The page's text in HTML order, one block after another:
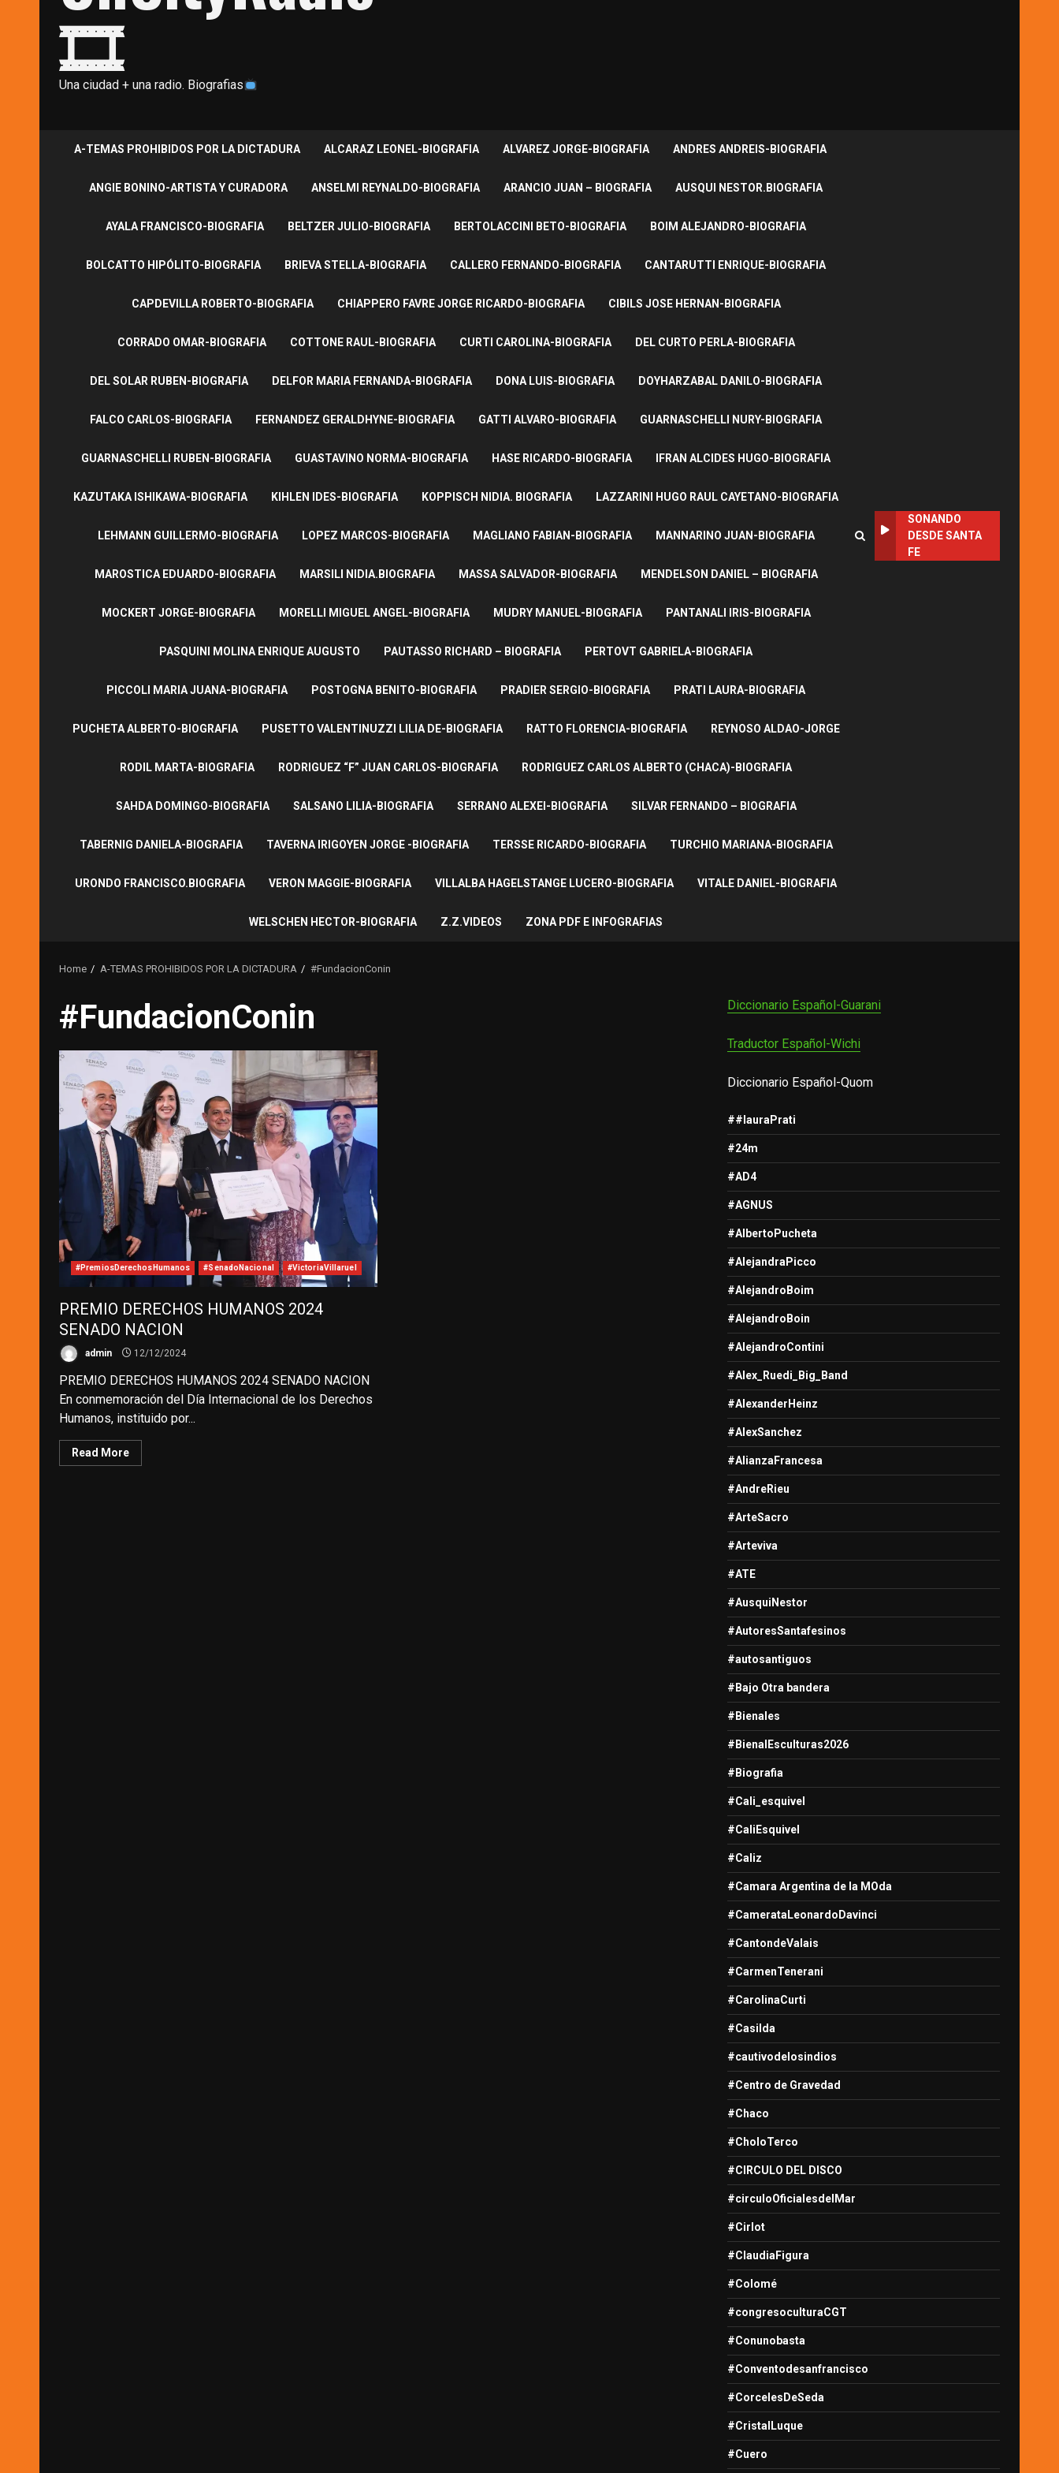
🎞
Una ciudad + una radio. Biografias
A-TEMAS PROHIBIDOS POR LA DICTADURA ALCARAZ LEONEL-BIOGRAFIA ALVAREZ JORGE-BIOGRAFIA ANDRES ANDREIS-BIOGRAFIA
ANGIE BONINO-ARTISTA Y CURADORA ANSELMI REYNALDO-BIOGRAFIA ARANCIO JUAN – BIOGRAFIA AUSQUI NESTOR.BIOGRAFIA
AYALA FRANCISCO-BIOGRAFIA BELTZER JULIO-BIOGRAFIA BERTOLACCINI BETO-BIOGRAFIA BOIM ALEJANDRO-BIOGRAFIA
BOLCATTO HIPÓLITO-BIOGRAFIA BRIEVA STELLA-BIOGRAFIA CALLERO FERNANDO-BIOGRAFIA CANTARUTTI ENRIQUE-BIOGRAFIA
CAPDEVILLA ROBERTO-BIOGRAFIA CHIAPPERO FAVRE JORGE RICARDO-BIOGRAFIA CIBILS JOSE HERNAN-BIOGRAFIA
CORRADO OMAR-BIOGRAFIA COTTONE RAUL-BIOGRAFIA CURTI CAROLINA-BIOGRAFIA DEL CURTO PERLA-BIOGRAFIA
DEL SOLAR RUBEN-BIOGRAFIA DELFOR MARIA FERNANDA-BIOGRAFIA DONA LUIS-BIOGRAFIA DOYHARZABAL DANILO-BIOGRAFIA
FALCO CARLOS-BIOGRAFIA FERNANDEZ GERALDHYNE-BIOGRAFIA GATTI ALVARO-BIOGRAFIA GUARNASCHELLI NURY-BIOGRAFIA
GUARNASCHELLI RUBEN-BIOGRAFIA GUASTAVINO NORMA-BIOGRAFIA HASE RICARDO-BIOGRAFIA IFRAN ALCIDES HUGO-BIOGRAFIA
KAZUTAKA ISHIKAWA-BIOGRAFIA KIHLEN IDES-BIOGRAFIA KOPPISCH NIDIA. BIOGRAFIA LAZZARINI HUGO RAUL CAYETANO-BIOGRAFIA
LEHMANN GUILLERMO-BIOGRAFIA LOPEZ MARCOS-BIOGRAFIA MAGLIANO FABIAN-BIOGRAFIA MANNARINO JUAN-BIOGRAFIA
MAROSTICA EDUARDO-BIOGRAFIA MARSILI NIDIA.BIOGRAFIA MASSA SALVADOR-BIOGRAFIA MENDELSON DANIEL – BIOGRAFIA
MOCKERT JORGE-BIOGRAFIA MORELLI MIGUEL ANGEL-BIOGRAFIA MUDRY MANUEL-BIOGRAFIA PANTANALI IRIS-BIOGRAFIA
PASQUINI MOLINA ENRIQUE AUGUSTO PAUTASSO RICHARD – BIOGRAFIA PERTOVT GABRIELA-BIOGRAFIA
PICCOLI MARIA JUANA-BIOGRAFIA POSTOGNA BENITO-BIOGRAFIA PRADIER SERGIO-BIOGRAFIA PRATI LAURA-BIOGRAFIA
PUCHETA ALBERTO-BIOGRAFIA PUSETTO VALENTINUZZI LILIA DE-BIOGRAFIA RATTO FLORENCIA-BIOGRAFIA REYNOSO ALDAO-JORGE
RODIL MARTA-BIOGRAFIA RODRIGUEZ “F” JUAN CARLOS-BIOGRAFIA RODRIGUEZ CARLOS ALBERTO (CHACA)-BIOGRAFIA
SAHDA DOMINGO-BIOGRAFIA SALSANO LILIA-BIOGRAFIA SERRANO ALEXEI-BIOGRAFIA SILVAR FERNANDO – BIOGRAFIA
TABERNIG DANIELA-BIOGRAFIA TAVERNA IRIGOYEN JORGE -BIOGRAFIA TERSSE RICARDO-BIOGRAFIA TURCHIO MARIANA-BIOGRAFIA
URONDO FRANCISCO.BIOGRAFIA VERON MAGGIE-BIOGRAFIA VILLALBA HAGELSTANGE LUCERO-BIOGRAFIA VITALE DANIEL-BIOGRAFIA
WELSCHEN HECTOR-BIOGRAFIA Z.Z.VIDEOS ZONA PDF E INFOGRAFIAS
SONANDO
DESDE SANTA
FE
Home A-TEMAS PROHIBIDOS POR LA DICTADURA #FundacionConin
#FundacionConin
#PremiosDerechosHumanos #SenadoNacional #VictoriaVillaruel
PREMIO DERECHOS HUMANOS 2024
SENADO NACION
admin 12/12/2024
PREMIO DERECHOS HUMANOS 2024 SENADO NACION
En conmemoración del Día Internacional de los Derechos
Humanos, instituido por...
Read More
Diccionario Español-Guarani
Traductor Español-Wichi
Diccionario Español-Quom
##lauraPrati
#24m
#AD4
#AGNUS
#AlbertoPucheta
#AlejandraPicco
#AlejandroBoim
#AlejandroBoin
#AlejandroContini
#Alex_Ruedi_Big_Band
#AlexanderHeinz
#AlexSanchez
#AlianzaFrancesa
#AndreRieu
#ArteSacro
#Arteviva
#ATE
#AusquiNestor
#AutoresSantafesinos
#autosantiguos
#Bajo Otra bandera
#Bienales
#BienalEsculturas2026
#Biografia
#Cali_esquivel
#CaliEsquivel
#Caliz
#Camara Argentina de la MOda
#CamerataLeonardoDavinci
#CantondeValais
#CarmenTenerani
#CarolinaCurti
#Casilda
#cautivodelosindios
#Centro de Gravedad
#Chaco
#CholoTerco
#CIRCULO DEL DISCO
#circuloOficialesdelMar
#Cirlot
#ClaudiaFigura
#Colomé
#congresoculturaCGT
#Conunobasta
#Conventodesanfrancisco
#CorcelesDeSeda
#CristalLuque
#Cuero